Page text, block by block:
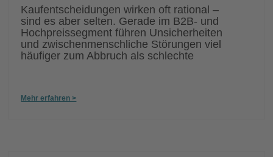
Kaufentscheidungen wirken oft rational –
sind es aber selten. Gerade im B2B- und
Hochpreissegment führen Unsicherheiten
und zwischenmenschliche Störungen viel
häufiger zum Abbruch als schlechte
Mehr erfahren >